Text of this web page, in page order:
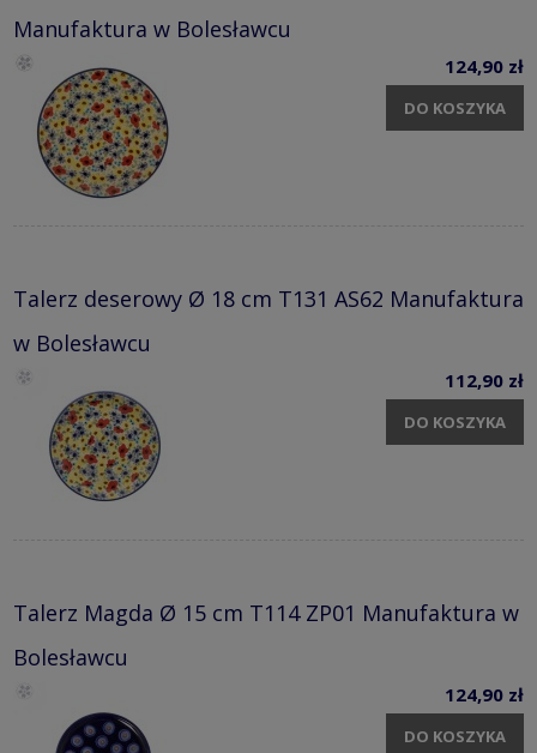
Manufaktura w Bolesławcu
124,90 zł
DO KOSZYKA
Talerz deserowy Ø 18 cm T131 AS62 Manufaktura
w Bolesławcu
112,90 zł
DO KOSZYKA
Talerz Magda Ø 15 cm T114 ZP01 Manufaktura w
Bolesławcu
124,90 zł
DO KOSZYKA